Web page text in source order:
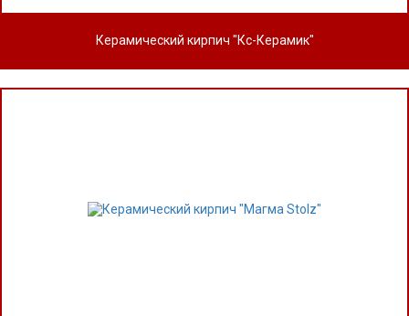
Керамический кирпич "Кс-Керамик"